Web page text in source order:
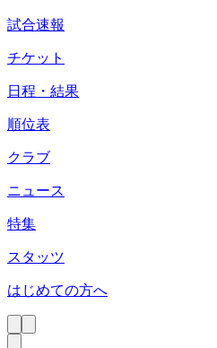
試合速報
チケット
日程・結果
順位表
クラブ
ニュース
特集
スタッツ
はじめての方へ